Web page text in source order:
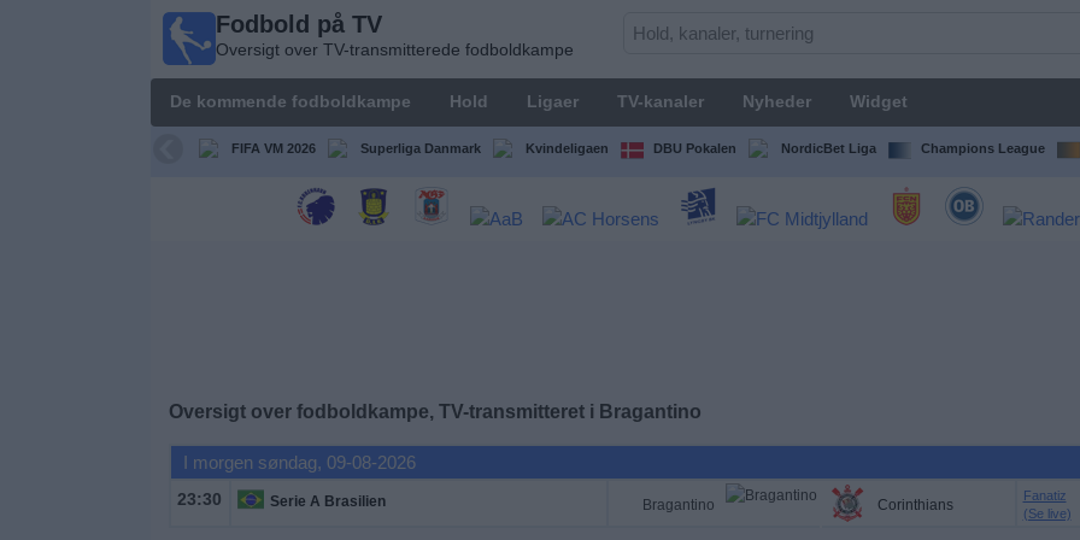
Fodbold på TV
Oversigt over TV-transmitterede fodboldkampe
De kommende fodboldkampe Hold Ligaer TV-kanaler Nyheder Widget
FIFA VM 2026 Superliga Danmark Kvindeligaen DBU Pokalen NordicBet Liga Champions League
Oversigt over fodboldkampe, TV-transmitteret i Bragantino
I morgen søndag, 09-08-2026
23:30 Serie A Brasilien Bragantino Corinthians
Fanatiz
(Se live)
Oversigt over
transmitterede